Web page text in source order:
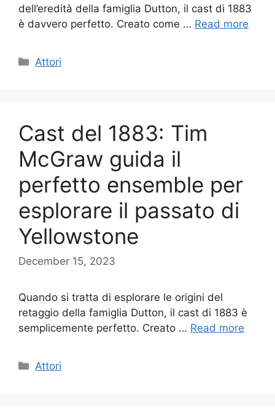
dell’eredità della famiglia Dutton, il cast di 1883
è davvero perfetto. Creato come … Read more
Categories
Attori
Cast del 1883: Tim
McGraw guida il
perfetto ensemble per
esplorare il passato di
Yellowstone
December 15, 2023
Quando si tratta di esplorare le origini del
retaggio della famiglia Dutton, il cast di 1883 è
semplicemente perfetto. Creato … Read more
Categories
Attori